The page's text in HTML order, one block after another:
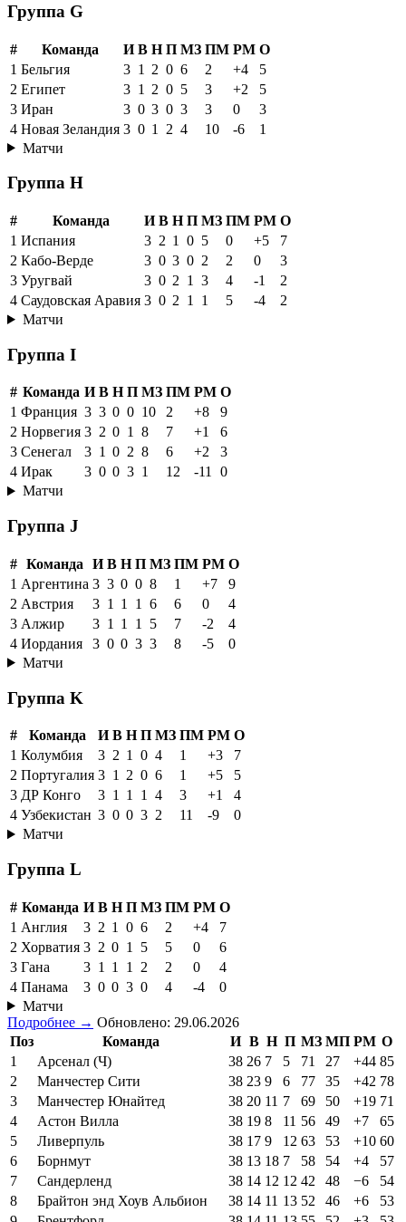
Группа G
# Команда И В Н П МЗ ПМ РМ О
1 Бельгия 3 1 2 0 6 2 +4
5
2 Египет 3 1 2 0 5 3 +2
5
3 Иран 3 0 3 0 3 3 0
3
4 Новая Зеландия 3 0 1 2 4 10 -6
1
Матчи
Группа H
# Команда И В Н П МЗ ПМ РМ О
1 Испания 3 2 1 0 5 0 +5
7
2 Кабо-Верде 3 0 3 0 2 2 0
3
3 Уругвай 3 0 2 1 3 4 -1
2
4 Саудовская Аравия 3 0 2 1 1 5 -4
2
Матчи
Группа I
# Команда И В Н П МЗ ПМ РМ О
1 Франция 3 3 0 0 10 2 +8
9
2 Норвегия 3 2 0 1 8 7 +1
6
3 Сенегал 3 1 0 2 8 6 +2
3
4 Ирак 3 0 0 3 1 12 -11 0
Матчи
Группа J
# Команда И В Н П МЗ ПМ РМ О
1 Аргентина 3 3 0 0 8 1 +7
9
2 Австрия 3 1 1 1 6 6 0
4
3 Алжир 3 1 1 1 5 7 -2
4
4 Иордания 3 0 0 3 3 8 -5
0
Матчи
Группа K
# Команда И В Н П МЗ ПМ РМ О
1 Колумбия 3 2 1 0 4 1 +3
7
2 Португалия 3 1 2 0 6 1 +5
5
3 ДР Конго 3 1 1 1 4 3 +1
4
4 Узбекистан 3 0 0 3 2 11 -9
0
Матчи
Группа L
# Команда И В Н П МЗ ПМ РМ О
1 Англия 3 2 1 0 6 2 +4
7
2 Хорватия 3 2 0 1 5 5 0
6
3 Гана 3 1 1 1 2 2 0
4
4 Панама 3 0 0 3 0 4 -4
0
Матчи
Подробнее → Обновлено: 29.06.2026
Поз
Команда И В Н П МЗ МП РМ О
1
Арсенал (Ч) 38 26 7 5 71 27 +44 85
2
Манчестер Сити 38 23 9 6 77 35 +42 78
3
Манчестер Юнайтед 38 20 11 7 69 50 +19 71
4
Астон Вилла 38 19 8 11 56 49 +7
65
5
Ливерпуль 38 17 9 12 63 53 +10 60
6
Борнмут 38 13 18 7 58 54 +4
57
7
Сандерленд 38 14 12 12 42 48 −6
54
8
Брайтон энд Хоув Альбион 38 14 11 13 52 46 +6
53